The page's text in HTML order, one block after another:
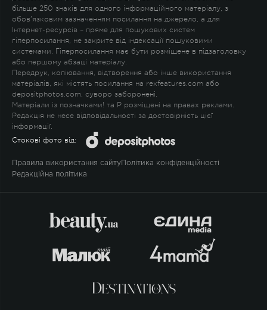
більше 250 знаків для одного інформаційного матеріалу, з
обов'язковим зазначенням посилання на джерело, а для
Інтернет-ресурсів – пряме для пошукових систем
гіперпосилання, не закрите від індексації пошуковими
системами. Гіперпосилання має бути розміщене в підзаголовку
або першому абзаці матеріалу.
Передрук, копіювання, відтворення або інше використання
матеріалів, які містять посилання на rexfeatures.com або
depositphotos.com, суворо заборонені.
Матеріали із позначками! та P розміщені на правах реклами.
Редакція не несе відповідальності за достовірність цієї
інформації.
Стокові фото від:
Правила використання сайту Політика конфіденційності
Редакційна політика